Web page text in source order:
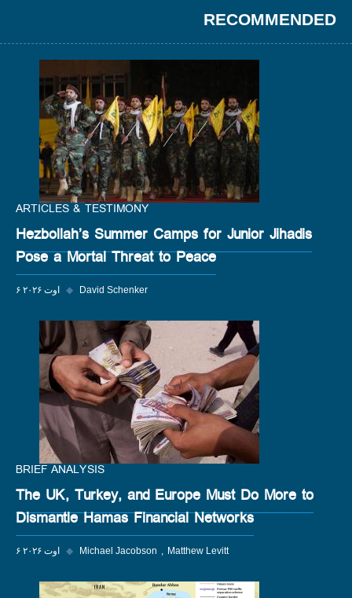
RECOMMENDED
ARTICLES & TESTIMONY
Hezbollah’s Summer Camps for Junior Jihadis
Pose a Mortal Threat to Peace
۶ اوت ۲۰۲۶ ◆ David Schenker
BRIEF ANALYSIS
The UK, Turkey, and Europe Must Do More to
Dismantle Hamas Financial Networks
۶ اوت ۲۰۲۶ ◆ Michael Jacobson Matthew Levitt